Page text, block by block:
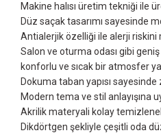
Makine halısı üretim tekniği ile
Düz saçak tasarımı sayesinde
Antialerjik özelliği ile alerji riskini
Salon ve oturma odası gibi
konforlu ve sıcak bir atmosfer
Dokuma taban yapısı
Modern tema ve stil anlayışına
Akrilik materyali kolay
Dikdörtgen şekliyle çeşitli oda